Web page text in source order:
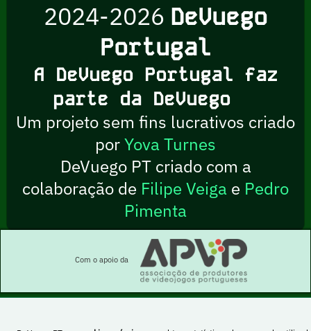
2024-2026 DeVuego
Portugal
A DeVuego Portugal faz
parte da DeVuego
Um projeto sem fins lucrativos criado
porYova Turnes
DeVuego PT criado com a
colaboração de Filipe Veiga e Pedro
Pimenta
Com o apoio da